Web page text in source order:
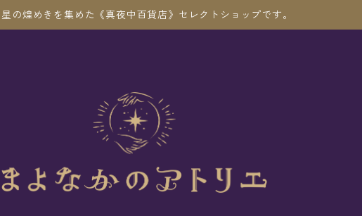
星の煌めきを集めた《真夜中百貨店》セレクトショップです。